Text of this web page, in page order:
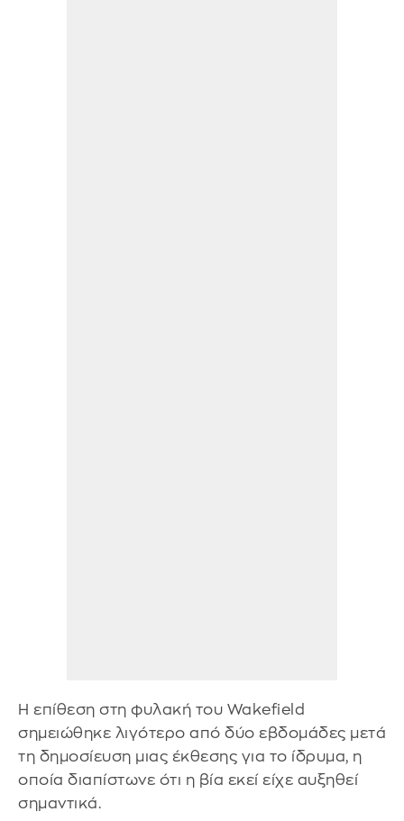
Η επίθεση στη φυλακή του Wakefield
σημειώθηκε λιγότερο από δύο εβδομάδες μετά
τη δημοσίευση μιας έκθεσης για το ίδρυμα, η
οποία διαπίστωνε ότι η βία εκεί είχε αυξηθεί
σημαντικά.